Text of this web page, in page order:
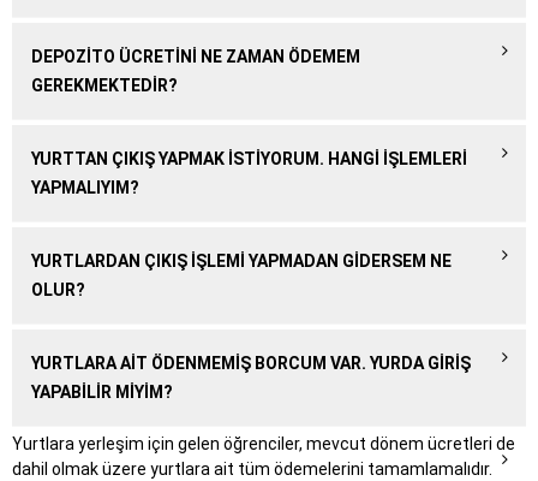
DEPOZITO ÜCRETINI NE ZAMAN ÖDEMEM
GEREKMEKTEDIR?
YURTTAN ÇIKIŞ YAPMAK ISTIYORUM. HANGI IŞLEMLERI
YAPMALIYIM?
YURTLARDAN ÇIKIŞ IŞLEMI YAPMADAN GIDERSEM NE
OLUR?
YURTLARA AIT ÖDENMEMIŞ BORCUM VAR. YURDA GIRIŞ
YAPABILIR MIYIM?
Yurtlara yerleşim için gelen öğrenciler, mevcut dönem ücretleri de
dahil olmak üzere yurtlara ait tüm ödemelerini tamamlamalıdır.